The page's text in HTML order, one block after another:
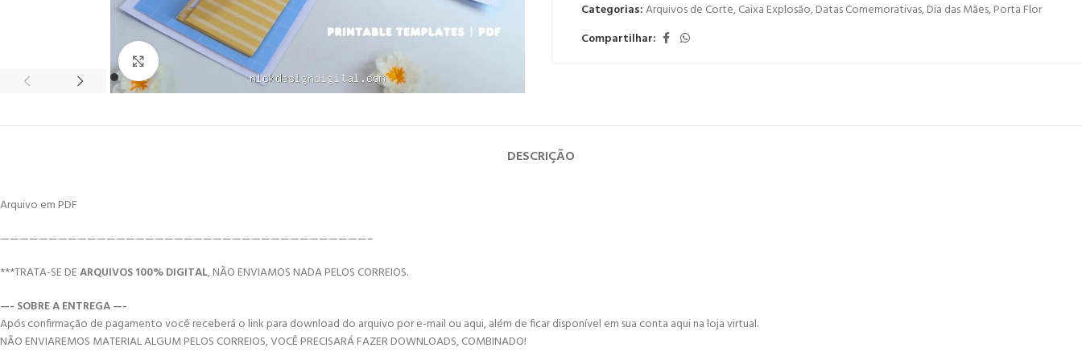
Click to enlarge
Categorias:Arquivos de Corte,Caixa Explosão,Datas Comemorativas,Dia das Mães,Porta Flor
Compartilhar:
DESCRIÇÃO
Arquivo em PDF
——————————————————————————————————————–
***TRATA-SE DEARQUIVOS 100% DIGITAL, NÃO ENVIAMOS NADA PELOS CORREIOS.
—- SOBRE A ENTREGA —-
Após confirmação de pagamento você receberá o link para download do arquivo por e-mail ou aqui, além de ficar disponível em sua conta aqui na loja virtual.
NÃO ENVIAREMOS MATERIAL ALGUM PELOS CORREIOS, VOCÊ PRECISARÁ FAZER DOWNLOADS, COMBINADO!